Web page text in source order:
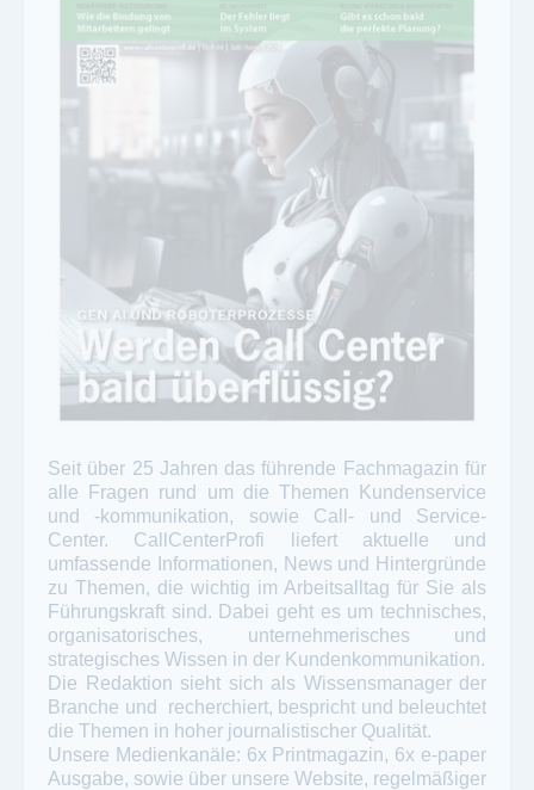
Seit über 25 Jahren das führende Fachmagazin für
alle Fragen rund um die Themen Kundenservice
und -kommunikation, sowie Call- und Service-
Center. CallCenterProfi liefert aktuelle und
umfassende Informationen, News und Hintergründe
zu Themen, die wichtig im Arbeitsalltag für Sie als
Führungskraft sind. Dabei geht es um technisches,
organisatorisches, unternehmerisches und
strategisches Wissen in der Kundenkommunikation.
Die Redaktion sieht sich als Wissensmanager der
Branche und recherchiert, bespricht und beleuchtet
die Themen in hoher journalistischer Qualität.
Unsere Medienkanäle: 6x Printmagazin, 6x e-paper
Ausgabe, sowie über unsere Website, regelmäßiger